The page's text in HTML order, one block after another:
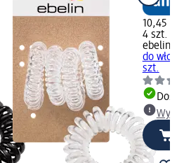
10,45 zł
4 szt.
ebelin
do
szt.